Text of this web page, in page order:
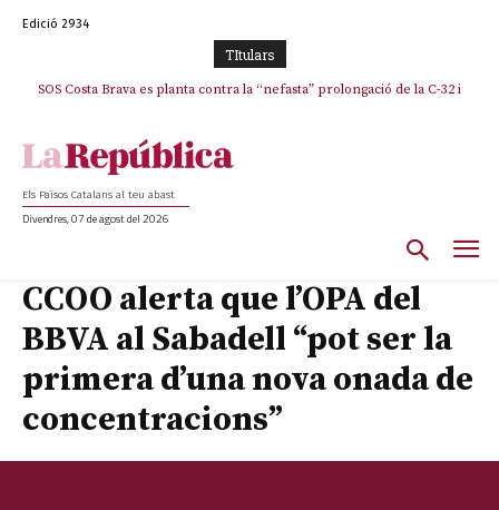
Edició 2934
TItulars
SOS Costa Brava es planta contra la “nefasta” prolongació de la C-32 i
Els Països Catalans al teu abast
Divendres, 07 de agost del 2026
CCOO alerta que l’OPA del
BBVA al Sabadell “pot ser la
primera d’una nova onada de
concentracions”